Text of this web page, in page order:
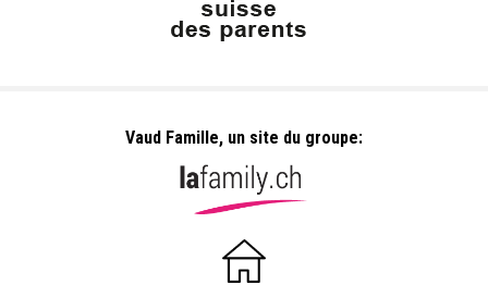
Vaud Famille, un site du groupe: